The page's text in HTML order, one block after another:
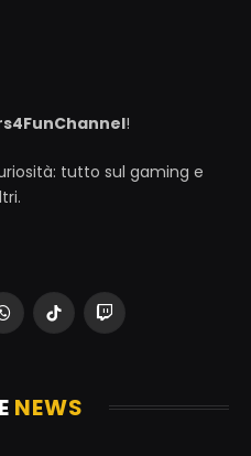
!
tutto sul gaming e
WhatsAppTikTokTwitch
NEWS